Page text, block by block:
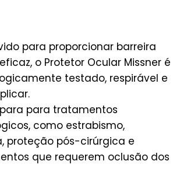
para proporcionar barreira
o Protetor Ocular Missner é
testado, respirável e
para tratamentos
como estrabismo,
proteção pós-cirúrgica e
que requerem oclusão dos